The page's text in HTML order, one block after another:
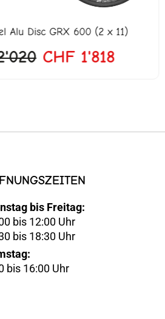
Alu Disc GRX 600 (2 x 11)
CHF1'818
bis Freitag:
bis 12:00 Uhr
bis 18:30 Uhr
bis 16:00 Uhr